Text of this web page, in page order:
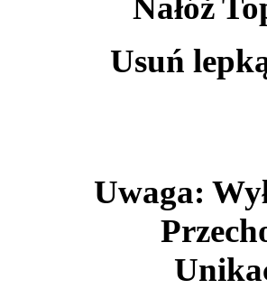
Nałóż
Usuń
Uwaga: